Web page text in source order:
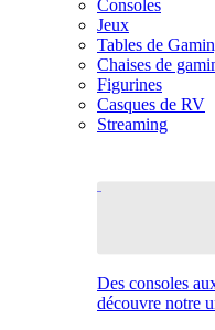
Consoles
Jeux
Tables de
Chaises de
Figurines
Casques de RV
Streaming
Des consoles
découvre notre